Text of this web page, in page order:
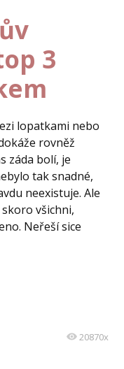
3
lopatkami nebo
rovněž
záda bolí, je
tak snadné,
neexistuje. Ale
všichni,
Neřeší sice
20870x